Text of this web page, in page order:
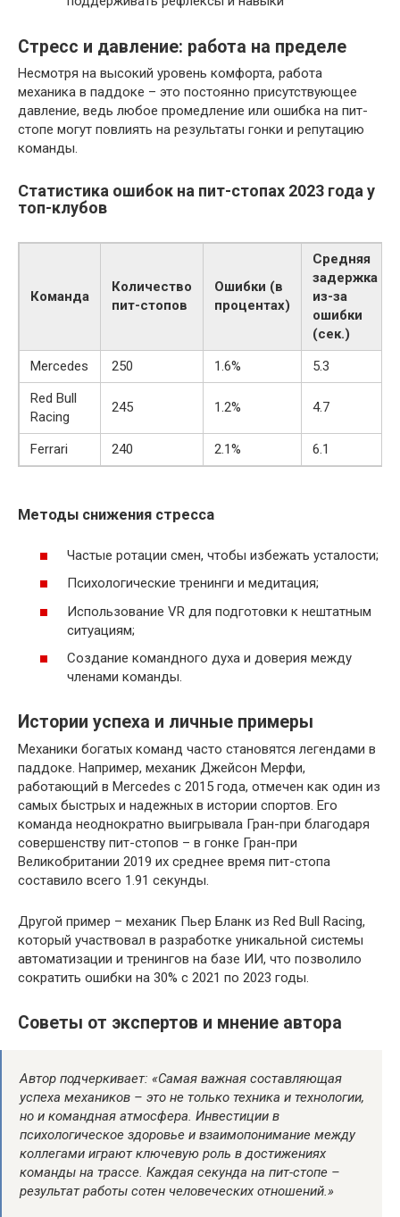
Стресс и давление: работа на пределе
Несмотря на высокий уровень комфорта, работа
механика в паддоке – это постоянно присутствующее
давление, ведь любое промедление или ошибка на пит-
стопе могут повлиять на результаты гонки и репутацию
команды.
Статистика ошибок на пит-стопах 2023 года у
топ-клубов
Команда
Количество
пит-стопов
Ошибки (в
процентах)
Средняя
задержка
из-за
ошибки
(сек.)
Mercedes
250 1.6%
5.3
Red Bull
Racing
245 1.2% 4.7
Ferrari 240 2.1% 6.1
Методы снижения стресса
Частые ротации смен, чтобы избежать усталости;
Психологические тренинги и медитация;
Использование VR для подготовки к нештатным
ситуациям;
Создание командного духа и доверия между
членами команды.
Истории успеха и личные примеры
Механики богатых команд часто становятся легендами в
паддоке. Например, механик Джейсон Мерфи,
работающий в Mercedes с 2015 года, отмечен как один из
самых быстрых и надежных в истории спортов. Его
команда неоднократно выигрывала Гран-при благодаря
совершенству пит-стопов – в гонке Гран-при
Великобритании 2019 их среднее время пит-стопа
составило всего 1.91 секунды.
Другой пример – механик Пьер Бланк из Red Bull Racing,
который участвовал в разработке уникальной системы
автоматизации и тренингов на базе ИИ, что позволило
сократить ошибки на 30% с 2021 по 2023 годы.
Советы от экспертов и мнение автора
Автор подчеркивает: «Самая важная составляющая
успеха механиков – это не только техника и технологии,
но и командная атмосфера. Инвестиции в
психологическое здоровье и взаимопонимание между
коллегами играют ключевую роль в достижениях
команды на трассе. Каждая секунда на пит-стопе –
результат работы сотен человеческих отношений.»